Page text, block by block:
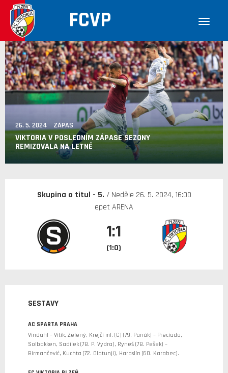
FCVP
26. 5. 2024 ZÁPAS
VIKTORIA V POSLEDNÍM ZÁPASE SEZONY
REMIZOVALA NA LETNÉ
Skupina o titul - 5. / Neděle 26. 5. 2024, 16:00
epet ARENA
1:1
(1:0)
SESTAVY
AC SPARTA PRAHA
Vindahl – Vitík, Zelený, Krejčí ml. (C) (79. Panák) – Preciado,
Solbakken, Sadílek (78. P. Vydra), Ryneš (78. Pešek) –
Birmančević, Kuchta (72. Olatunji), Haraslín (60. Karabec).